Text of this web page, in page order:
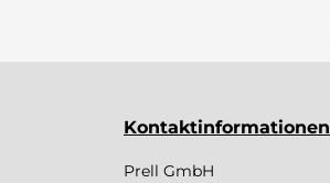
Kontaktinformationen
Prell GmbH